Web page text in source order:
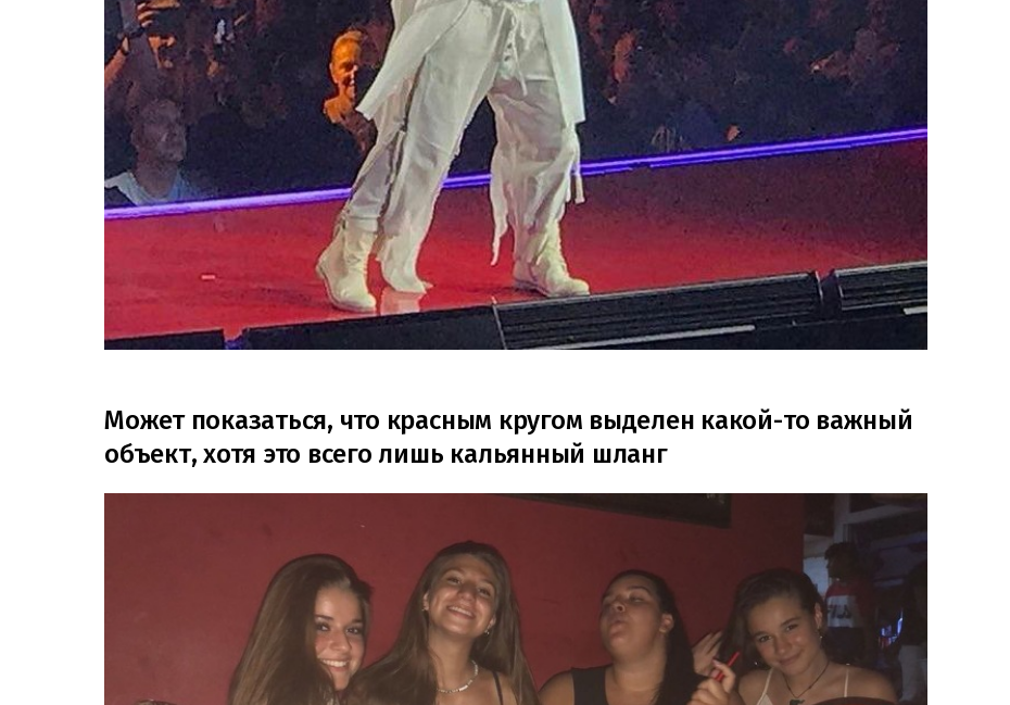
Может показаться, что красным кругом выделен какой-то важный
объект, хотя это всего лишь кальянный шланг